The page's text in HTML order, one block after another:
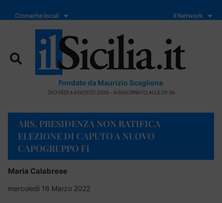
Cronache locali Il Network
Fondato da Maurizio Scaglione
GIOVEDÌ 6 AGOSTO 2026 - AGGIORNATO ALLE 09:36
ARS, PRESIDENZA NON RATIFICA
ELEZIONE DI CAPUTO A NUOVO
CAPOGRUPPO FI
Maria Calabrese
mercoledì 16 Marzo 2022